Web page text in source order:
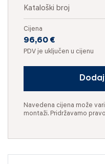
Kataloški broj
Cijena
96,60 €
PDV je uključen u cijenu
Navedena cijena može
montaži. Pridržavamo